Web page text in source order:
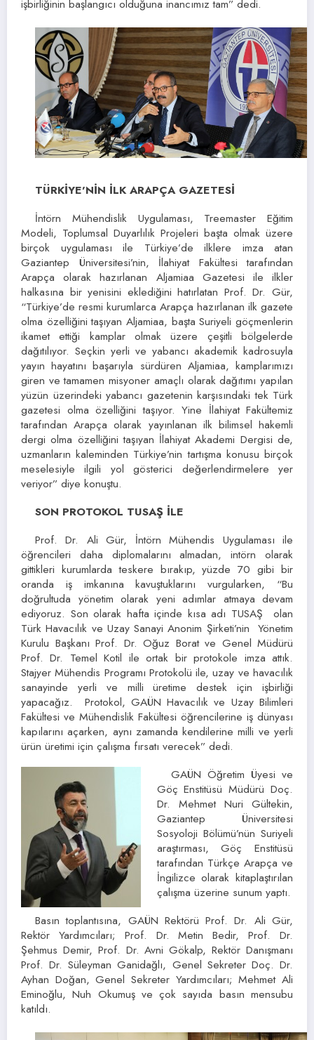
işbirliğinin başlangıcı olduğuna inancımız tam” dedi.
TÜRKİYE’NİN İLK ARAPÇA GAZETESİ
İntörn Mühendislik Uygulaması, Treemaster Eğitim
Modeli, Toplumsal Duyarlılık Projeleri başta olmak üzere
birçok uygulaması ile Türkiye’de ilklere imza atan
Gaziantep Üniversitesi’nin, İlahiyat Fakültesi tarafından
Arapça olarak hazırlanan Aljamiaa Gazetesi ile ilkler
halkasına bir yenisini eklediğini hatırlatan Prof. Dr. Gür,
“Türkiye’de resmi kurumlarca Arapça hazırlanan ilk gazete
olma özelliğini taşıyan Aljamiaa, başta Suriyeli göçmenlerin
ikamet ettiği kamplar olmak üzere çeşitli bölgelerde
dağıtılıyor. Seçkin yerli ve yabancı akademik kadrosuyla
yayın hayatını başarıyla sürdüren Aljamiaa, kamplarımızı
giren ve tamamen misyoner amaçlı olarak dağıtımı yapılan
yüzün üzerindeki yabancı gazetenin karşısındaki tek Türk
gazetesi olma özelliğini taşıyor. Yine İlahiyat Fakültemiz
tarafından Arapça olarak yayınlanan ilk bilimsel hakemli
dergi olma özelliğini taşıyan İlahiyat Akademi Dergisi de,
uzmanların kaleminden Türkiye’nin tartışma konusu birçok
meselesiyle ilgili yol gösterici değerlendirmelere yer
veriyor” diye konuştu.
SON PROTOKOL TUSAŞ İLE
Prof. Dr. Ali Gür, İntörn Mühendis Uygulaması ile
öğrencileri daha diplomalarını almadan, intörn olarak
gittikleri kurumlarda teskere bırakıp, yüzde 70 gibi bir
oranda iş imkanına kavuştuklarını vurgularken, “Bu
doğrultuda yönetim olarak yeni adımlar atmaya devam
ediyoruz. Son olarak hafta içinde kısa adı TUSAŞ olan
Türk Havacılık ve Uzay Sanayi Anonim Şirketi’nin Yönetim
Kurulu Başkanı Prof. Dr. Oğuz Borat ve Genel Müdürü
Prof. Dr. Temel Kotil ile ortak bir protokole imza attık.
Stajyer Mühendis Programı Protokolü ile, uzay ve havacılık
sanayinde yerli ve milli üretime destek için işbirliği
yapacağız. Protokol, GAÜN Havacılık ve Uzay Bilimleri
Fakültesi ve Mühendislik Fakültesi öğrencilerine iş dünyası
kapılarını açarken, aynı zamanda kendilerine milli ve yerli
ürün üretimi için çalışma fırsatı verecek” dedi.
GAÜN Öğretim Üyesi ve
Göç Enstitüsü Müdürü Doç.
Dr. Mehmet Nuri Gültekin,
Gaziantep Üniversitesi
Sosyoloji Bölümü’nün Suriyeli
araştırması, Göç Enstitüsü
tarafından Türkçe Arapça ve
İngilizce olarak kitaplaştırılan
çalışma üzerine sunum yaptı.
Basın toplantısına, GAÜN Rektörü Prof. Dr. Ali Gür,
Rektör Yardımcıları; Prof. Dr. Metin Bedir, Prof. Dr.
Şehmus Demir, Prof. Dr. Avni Gökalp, Rektör Danışmanı
Prof. Dr. Süleyman Ganidağlı, Genel Sekreter Doç. Dr.
Ayhan Doğan, Genel Sekreter Yardımcıları; Mehmet Ali
Eminoğlu, Nuh Okumuş ve çok sayıda basın mensubu
katıldı.